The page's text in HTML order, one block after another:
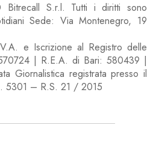
Bitrecall S.r.l. Tutti i diritti sono
Sede: Via Montenegro, 19
e Iscrizione al Registro delle
| R.E.A. di Bari: 580439 |
Giornalistica registrata presso il
5301 – R.S. 21 / 2015